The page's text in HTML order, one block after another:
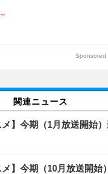
Sponsored
関連ニュース
メ】今期（1月放送開始
メ】今期（10月放送開始